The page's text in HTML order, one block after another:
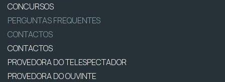
CONCURSOS
PERGUNTAS FREQUENTES
CONTACTOS
CONTACTOS
PROVEDORA DO TELESPECTADOR
PROVEDORA DO OUVINTE